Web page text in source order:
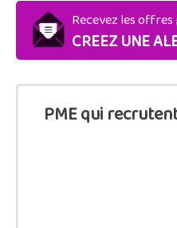
Recevez les
CREEZ UNE
PME qui